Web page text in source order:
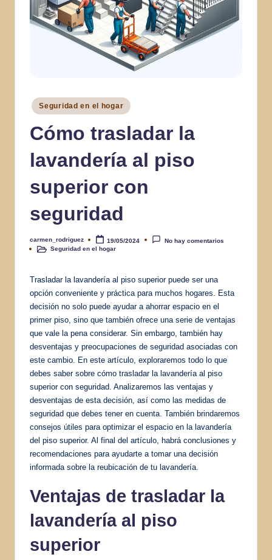
Publicado
en
Seguridad en el hogar
Cómo trasladar la
lavandería al piso
superior con
seguridad
Publicado
por
carmen_rodriguez 19/05/2024
No hay comentarios
PublicadoSeguridad en el hogar
Trasladar la lavandería al piso superior puede ser una
opción conveniente y práctica para muchos hogares. Esta
decisión no solo puede ayudar a ahorrar espacio en el
primer piso, sino que también ofrece una serie de ventajas
que vale la pena considerar. Sin embargo, también hay
desventajas y preocupaciones de seguridad asociadas con
este cambio. En este artículo, exploraremos todo lo que
debes saber sobre cómo trasladar la lavandería al piso
superior con seguridad. Analizaremos las ventajas y
desventajas de esta decisión, así como las medidas de
seguridad que debes tener en cuenta. También brindaremos
consejos útiles para optimizar el espacio en la lavandería
del piso superior. Al final del artículo, habrá conclusiones y
recomendaciones para ayudarte a tomar una decisión
informada sobre la reubicación de tu lavandería.
Ventajas de trasladar la
lavandería al piso
superior